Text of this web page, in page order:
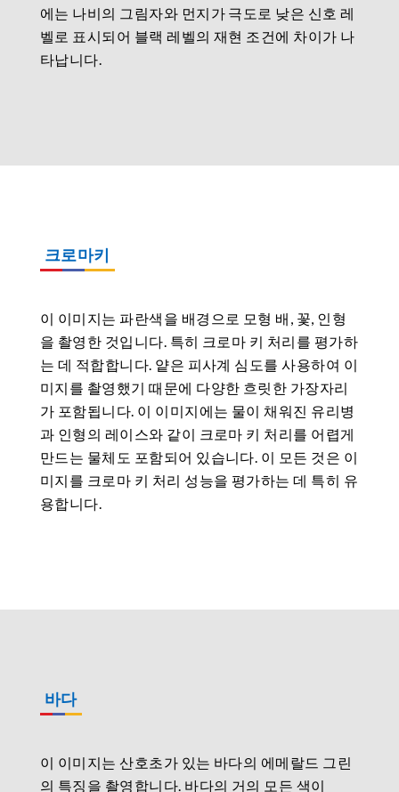
에는 나비의 그림자와 먼지가 극도로 낮은 신호 레
벨로 표시되어 블랙 레벨의 재현 조건에 차이가 나
타납니다.
크로마키
이 이미지는 파란색을 배경으로 모형 배, 꽃, 인형
을 촬영한 것입니다. 특히 크로마 키 처리를 평가하
는 데 적합합니다. 얕은 피사계 심도를 사용하여 이
미지를 촬영했기 때문에 다양한 흐릿한 가장자리
가 포함됩니다. 이 이미지에는 물이 채워진 유리병
과 인형의 레이스와 같이 크로마 키 처리를 어렵게
만드는 물체도 포함되어 있습니다. 이 모든 것은 이
미지를 크로마 키 처리 성능을 평가하는 데 특히 유
용합니다.
바다
이 이미지는 산호초가 있는 바다의 에메랄드 그린
의 특징을 촬영합니다. 바다의 거의 모든 색이